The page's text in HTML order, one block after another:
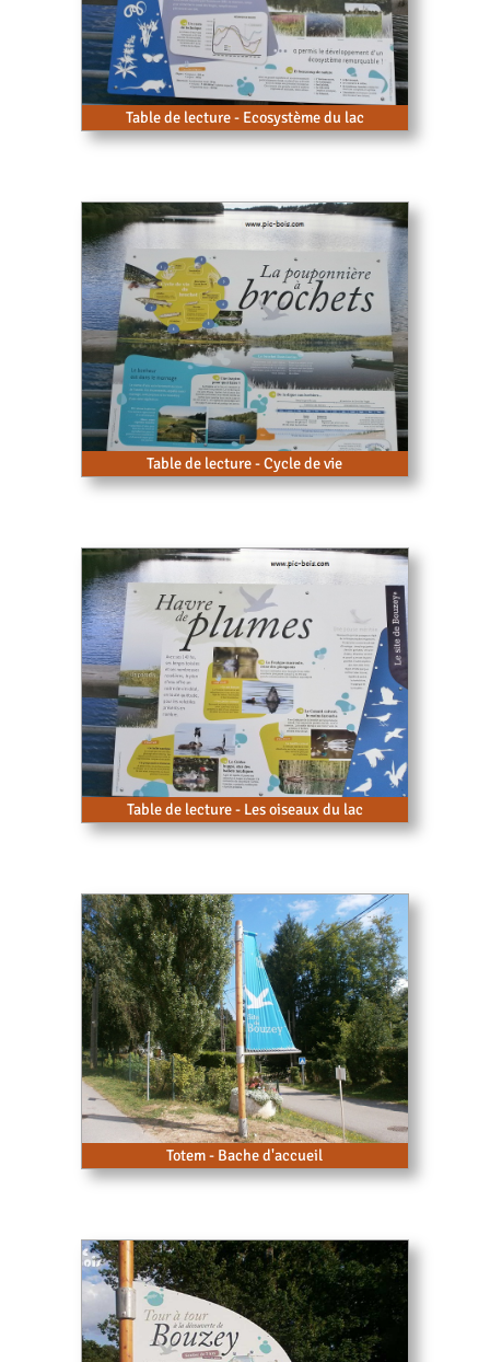
Table de lecture - Ecosystème du lac
Table de lecture - Cycle de vie
Table de lecture - Les oiseaux du lac
Totem - Bache d'accueil